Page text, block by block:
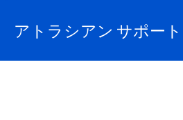
アトラシアン サポート